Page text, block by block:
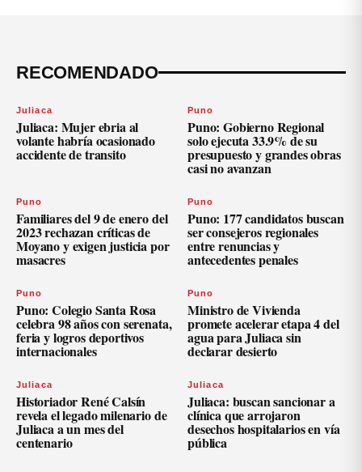
RECOMENDADO
Juliaca
Juliaca: Mujer ebria al
volante habría ocasionado
accidente de transito
Puno
Puno: Gobierno Regional
solo ejecuta 33.9% de su
presupuesto y grandes obras
casi no avanzan
Puno
Familiares del 9 de enero del
2023 rechazan críticas de
Moyano y exigen justicia por
masacres
Puno
Puno: 177 candidatos buscan
ser consejeros regionales
entre renuncias y
antecedentes penales
Puno
Puno: Colegio Santa Rosa
celebra 98 años con serenata,
feria y logros deportivos
internacionales
Puno
Ministro de Vivienda
promete acelerar etapa 4 del
agua para Juliaca sin
declarar desierto
Juliaca
Historiador René Calsín
revela el legado milenario de
Juliaca a un mes del
centenario
Juliaca
Juliaca: buscan sancionar a
clínica que arrojaron
desechos hospitalarios en vía
pública